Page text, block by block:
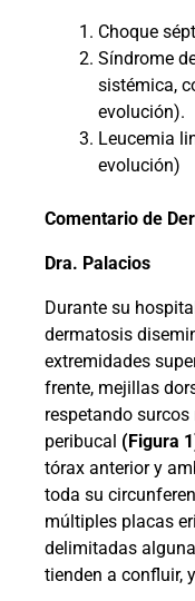
Choque
Síndrome
sistémica,
evolución).
Leucemia
evolución)
Comentario de
Dra. Palacios
Durante su
dermatosis
extremidades
frente, mejillas
respetando
peribucal (Figura
tórax anterior y
toda su
múltiples placas
delimitadas
tienden a confluir,